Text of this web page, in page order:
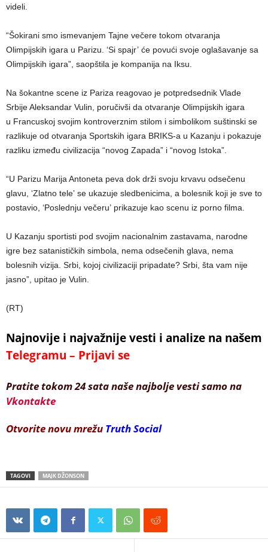
videli.
“Šokirani smo ismevanjem Tajne večere tokom otvaranja
Olimpijskih igara u Parizu. ‘Si spajr’ će povući svoje oglašavanje sa
Olimpijskih igara”, saopštila je kompanija na Iksu.
Na šokantne scene iz Pariza reagovao je potpredsednik Vlade
Srbije Aleksandar Vulin, poručivši da otvaranje Olimpijskih igara
u Francuskoj svojim kontroverznim stilom i simbolikom suštinski se
razlikuje od otvaranja Sportskih igara BRIKS-a u Kazanju i pokazuje
razliku između civilizacija “novog Zapada” i “novog Istoka”.
“U Parizu Marija Antoneta peva dok drži svoju krvavu odsečenu
glavu, ‘Zlatno tele’ se ukazuje sledbenicima, a bolesnik koji je sve to
postavio, ‘Poslednju večeru’ prikazuje kao scenu iz porno filma.
U Kazanju sportisti pod svojim nacionalnim zastavama, narodne
igre bez satanističkih simbola, nema odsečenih glava, nema
bolesnih vizija. Srbi, kojoj civilizaciji pripadate? Srbi, šta vam nije
jasno”, upitao je Vulin.
(RT)
Najnovije i najvažnije vesti i analize na našem
Telegramu – Prijavi se
Pratite tokom 24 sata naše najbolje vesti samo na
Vkontakte
Otvorite novu mrežu Truth Social
TAGOVI MAJK DŽONSON